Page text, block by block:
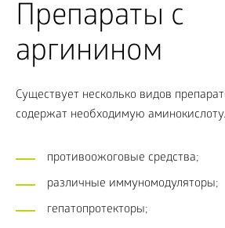
Препараты с
аргинином
Существует несколько видов
содержат необходимую
противоожоговые средства;
различные иммуномодуляторы;
гепатопротекторы;